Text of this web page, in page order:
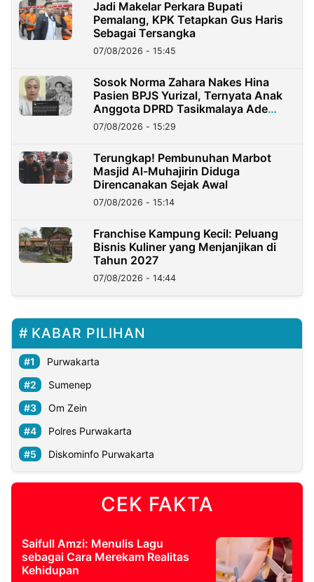
Jadi Makelar Perkara Bupati
Pemalang, KPK Tetapkan Gus Haris
Sebagai Tersangka
07/08/2026 - 15:45
Sosok Norma Zahara Nakes Hina
Pasien BPJS Yurizal, Ternyata Anak
Anggota DPRD Tasikmalaya Ade
Lukman
07/08/2026 - 15:29
Terungkap! Pembunuhan Marbot
Masjid Al-Muhajirin Diduga
Direncanakan Sejak Awal
07/08/2026 - 15:14
Franchise Kampung Kecil: Peluang
Bisnis Kuliner yang Menjanjikan di
Tahun 2027
07/08/2026 - 14:44
KABAR PILIHAN
Purwakarta
Sumenep
Om Zein
Polres Purwakarta
Diskominfo Purwakarta
CEK FAKTA
Saifull Amzi: Menulis Lagu
sebagai Cara Merekam Realitas
Kehidupan